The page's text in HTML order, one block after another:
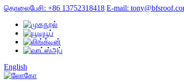
தொலைபேசி: +86 13752318418 E-mail:
English